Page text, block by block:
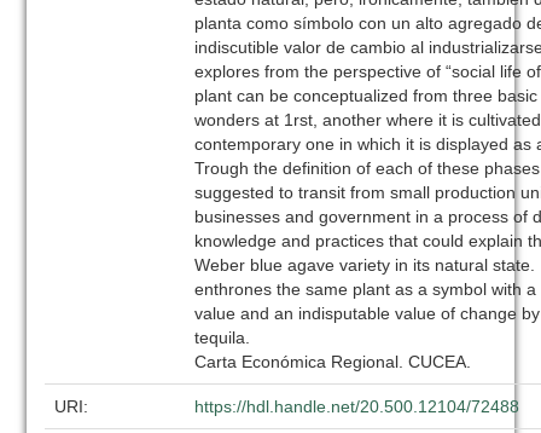
planta como símbolo con un alto agregado
indiscutible valor de cambio al
explores from the perspective of “social life
plant can be conceptualized from three
wonders at 1rst, another where it is
contemporary one in which it is displayed as
Trough the definition of each of these
suggested to transit from small production
businesses and government in a process of
knowledge and practices that could explain
Weber blue agave variety in its natural state.
enthrones the same plant as a symbol with
value and an indisputable value of change
tequila.
Carta Económica Regional. CUCEA.
URI: https://hdl.handle.net/20.500.12104/72488